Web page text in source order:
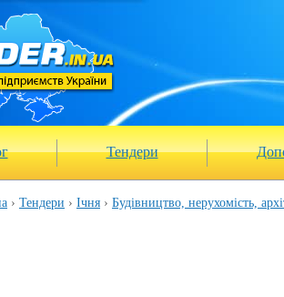
Тендери
Тендери Ічня Будівництво, нерухомість,